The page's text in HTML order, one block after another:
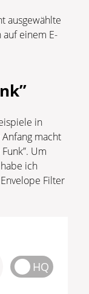
ausgewählte
auf einem E-
in
macht
Um
ich
Filter
HQ